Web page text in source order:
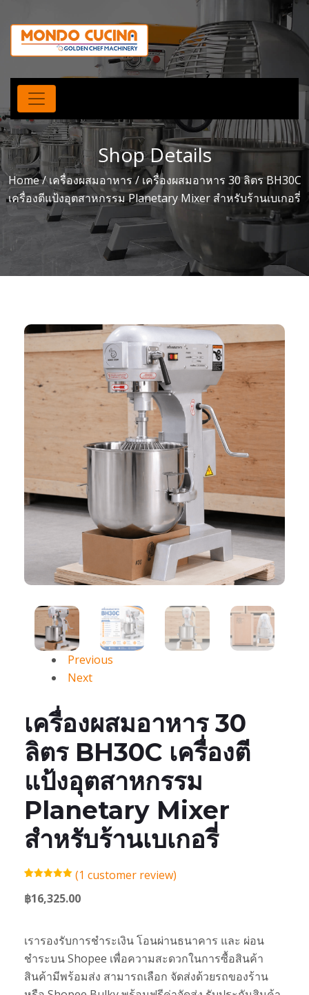
Shop Details
Home/เครื่องผสมอาหาร / เครื่องผสมอาหาร 30 ลิตร BH30C
เครื่องตีแป้งอุตสาหกรรม Planetary Mixer สำหรับร้านเบเกอรี่
Previous
Next
เครื่องผสมอาหาร 30
ลิตร BH30C เครื่องตี
แป้งอุตสาหกรรม
Planetary Mixer
สำหรับร้านเบเกอรี่
out of 5
based on
(1 customer review)
฿16,325.00
เรารองรับการชำระเงิน โอนผ่านธนาคาร และ ผ่อน
ชำระบน Shopee เพื่อความสะดวกในการซื้อสินค้า
สินค้ามีพร้อมส่ง สามารถเลือก จัดส่งด้วยรถของร้าน